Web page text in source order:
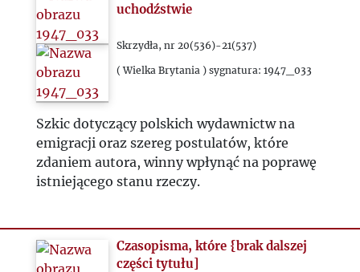
1962
1964
1966
uchodźstwie
Skrzydła, nr 20(536)-21(537)
( Wielka Brytania ) sygnatura: 1947_033
Szkic dotyczący polskich wydawnictw na
emigracji oraz szereg postulatów, które
zdaniem autora, winny wpłynąć na poprawę
istniejącego stanu rzeczy.
Czasopisma, które {brak dalszej
części tytułu]